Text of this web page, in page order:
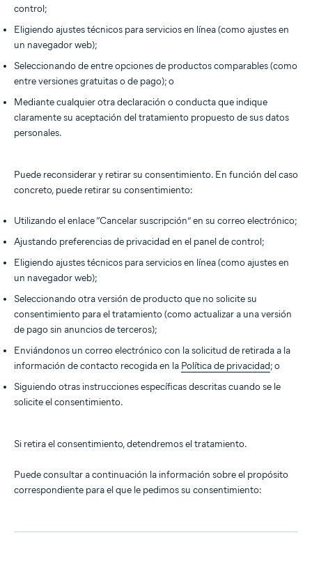
control;
Eligiendo ajustes técnicos para servicios en línea (como ajustes en
un navegador web);
Seleccionando de entre opciones de productos comparables (como
entre versiones gratuitas o de pago); o
Mediante cualquier otra declaración o conducta que indique
claramente su aceptación del tratamiento propuesto de sus datos
personales.
Puede reconsiderar y retirar su consentimiento. En función del caso
concreto, puede retirar su consentimiento:
Utilizando el enlace “Cancelar suscripción” en su correo electrónico;
Ajustando preferencias de privacidad en el panel de control;
Eligiendo ajustes técnicos para servicios en línea (como ajustes en
un navegador web);
Seleccionando otra versión de producto que no solicite su
consentimiento para el tratamiento (como actualizar a una versión
de pago sin anuncios de terceros);
Enviándonos un correo electrónico con la solicitud de retirada a la
información de contacto recogida en la Política de privacidad; o
Siguiendo otras instrucciones específicas descritas cuando se le
solicite el consentimiento.
Si retira el consentimiento, detendremos el tratamiento.
Puede consultar a continuación la información sobre el propósito
correspondiente para el que le pedimos su consentimiento: